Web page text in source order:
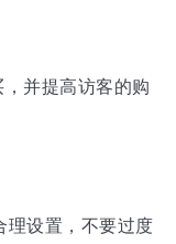
并提高访客的购
理设置，不要过度